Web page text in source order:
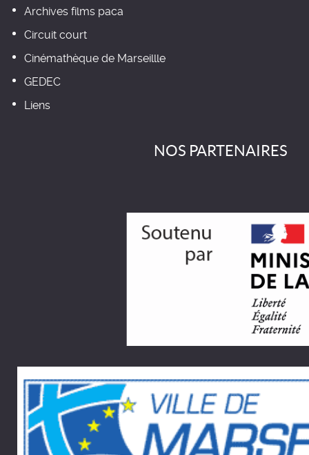
Archives films paca
Circuit court
Cinémathèque de Marseillle
GEDEC
Liens
NOS PARTENAIRES